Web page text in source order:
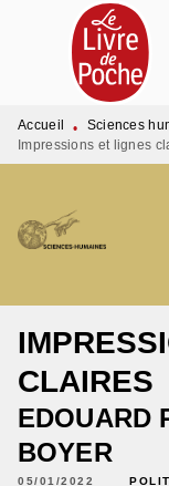
MENU
PIED DE PAGE
Accueil • Sciences
Impressions et lignes
CLAIRES
EDOUARD
BOYER
05/01/2022